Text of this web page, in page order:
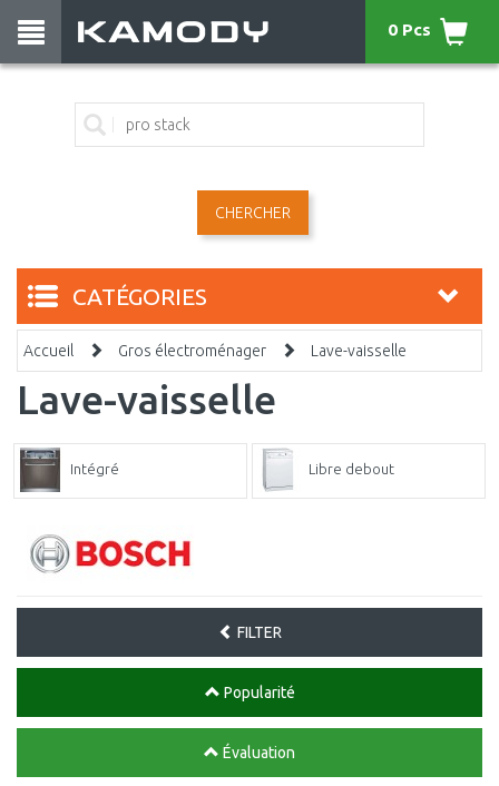
CHERCHER
0 Pcs
CATÉGORIES
Accueil Gros électroménager Lave-vaisselle
Lave-vaisselle
Intégré Libre debout
FILTER
Popularité
Évaluation